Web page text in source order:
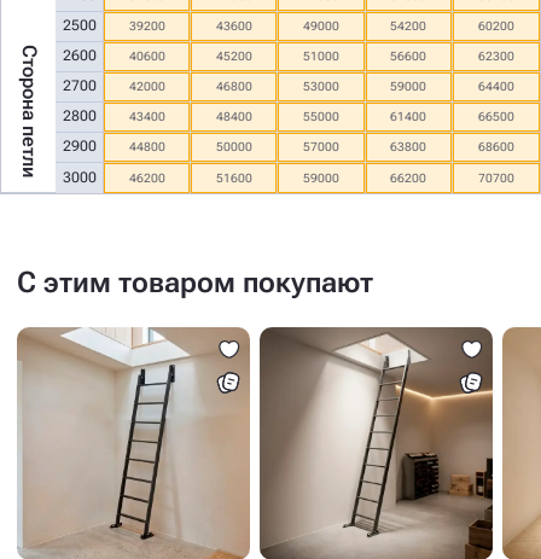
Сторона петли
2500
2600
2700
2800
2900
3000
39200 43600 49000 54200 60200
40600 45200 51000 56600 62300
42000 46800 53000 59000 64400
43400 48400 55000 61400 66500
44800 50000 57000 63800 68600
46200 51600 59000 66200 70700
С этим товаром покупают